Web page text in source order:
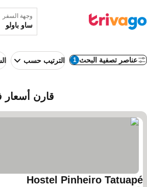
وجهة السفر
عناصر تصفية البحث 1 الترتيب حسب
قارن أسعار
Hostel Pinheiro Tatuapé